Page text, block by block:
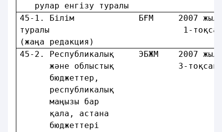
рулар
45-1. Білім             БҒМ     2007
туралы                           1-
(жаңа
45-2. Республикалық     ЭБЖМ    2007
және облыстық             3-
қала,